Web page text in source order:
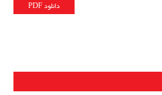
دانلود PDF